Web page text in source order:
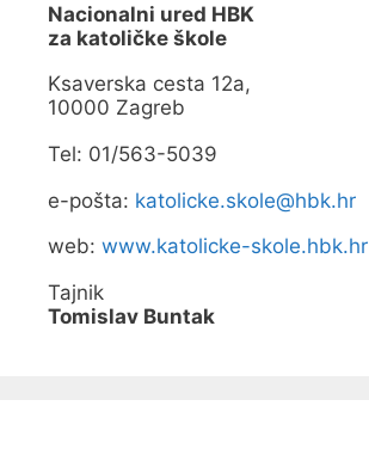
o
z
o
u
)
Nacionalni ured HBK
za katoličke škole
Ksaverska cesta 12a,
10000 Zagreb
Tel: 01/563-5039
e-pošta: katolicke.skole@hbk.hr
web: www.katolicke-skole.hbk.hr
Tajnik
Tomislav Buntak